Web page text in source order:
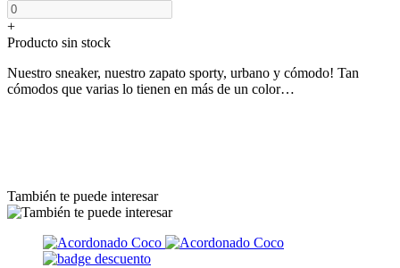
+
Producto sin stock
Nuestro sneaker, nuestro zapato sporty, urbano y cómodo! Tan
cómodos que varias lo tienen en más de un color…
También te puede interesar